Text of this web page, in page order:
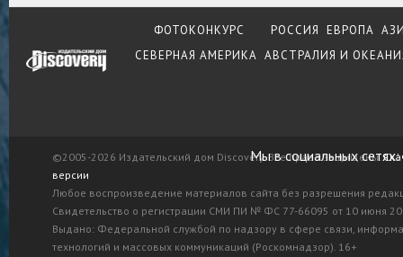
ФОТОКОНКУРС РОССИЯ ЕВРОПА
СЕВЕРНАЯ АМЕРИКА АВСТРАЛИЯ И
©2005-2026 Издательский дом Discovery. Все права защищены.
версии
Любое воспроизведение материалов сайта без разрешения
Свидетельство о регистрации СМИ ПИ № ФС 77-66095 от 10 июня
Выдано: Федеральной службой по надзору в сфере связи,
технологий и массовых коммуникаций (Роскомнадзор). 16+
Мы в социальных сетях: